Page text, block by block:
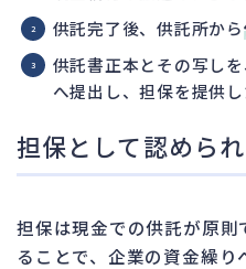
供託完了後、供託所から
供託書正本とその写し
へ提出し、担保を提供し
担保として認めら
担保は現金での供託が原
ることで、企業の資金繰